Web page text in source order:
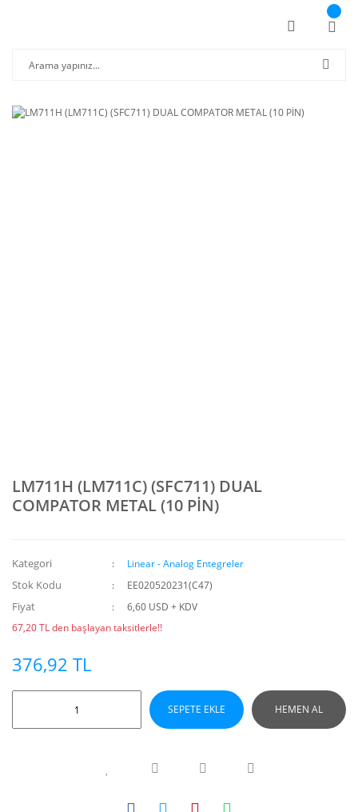
LM711H (LM711C) (SFC711) DUAL
COMPATOR METAL (10 PİN)
Kategori Linear - Analog Entegreler
Stok Kodu EE020520231(C47)
Fiyat
6,60 USD + KDV
67,20 TL den başlayan taksitlerle!!
376,92 TL
SEPETE EKLE HEMEN AL